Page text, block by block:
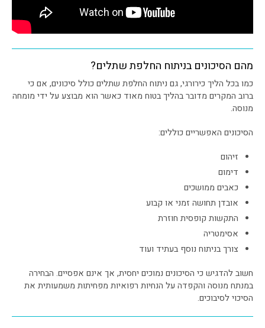
מהם הסיכונים בניתוח החלפת שתלים?
כמו בכל הליך כירורגי, גם ניתוח החלפת שתלים כולל סיכונים, אם כי
ברוב המקרים מדובר בהליך בטוח מאוד כאשר הוא מבוצע על ידי מומחה
מנוסה.
הסיכונים האפשריים כוללים:
זיהום
דימום
כאבים ממושכים
אובדן תחושה זמני או קבוע
התקשות קופסית חוזרת
אסימטריה
צורך בניתוח נוסף בעתיד ועוד
חשוב להדגיש כי הסיכונים נמוכים יחסית, אך אינם אפסיים. הבחירה
במנתח מנוסה והקפדה על הנחיות רפואיות מפחיתות משמעותית את
הסיכוי לסיבוכים.